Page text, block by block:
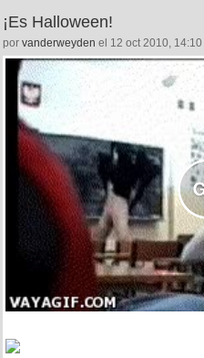
¡Es Halloween!
por vanderweyden el 12 oct 2010, 14:10